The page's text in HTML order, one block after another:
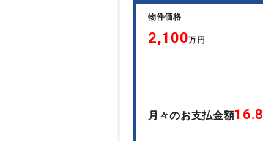
物件価格
2,100万円
月々のお支払金額16.8